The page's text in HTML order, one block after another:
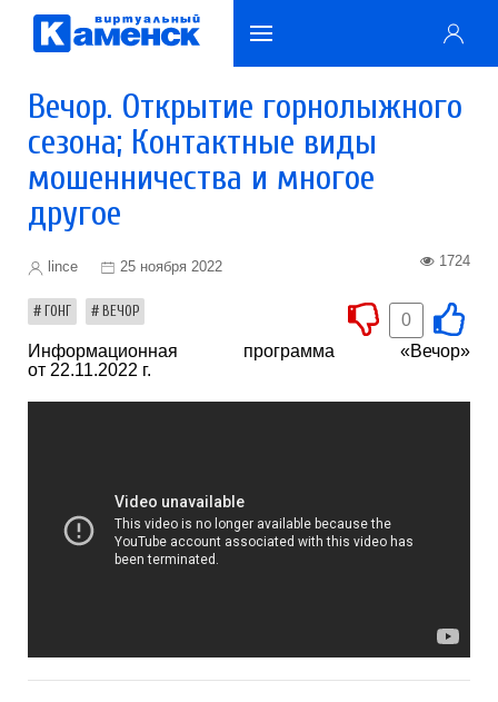
Вечор. Открытие горнолыжного
сезона; Контактные виды
мошенничества и многое
другое
lince 25 ноября 2022 1724
ГОНГ ВЕЧОР
0
Информационная программа «Вечор»
от 22.11.2022 г.